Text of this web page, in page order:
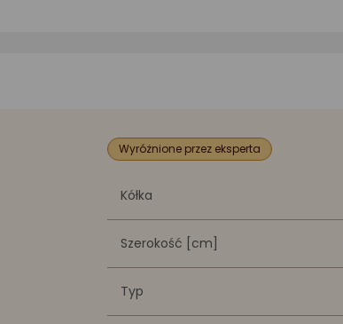
Wyróżnione przez eksperta
Kółka
Szerokość [cm]
Typ